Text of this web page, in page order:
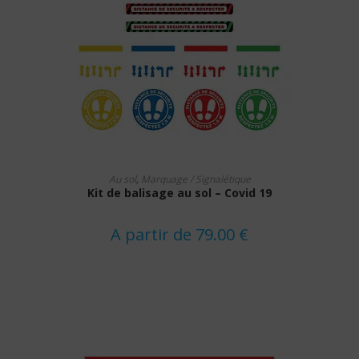
CHOIX DES OPTIONS
produit
a
plusieurs
options
peuvent
Au sol, Marquage / Signalétique
Kit de balisage au sol – Covid 19
A partir de 79.00 €